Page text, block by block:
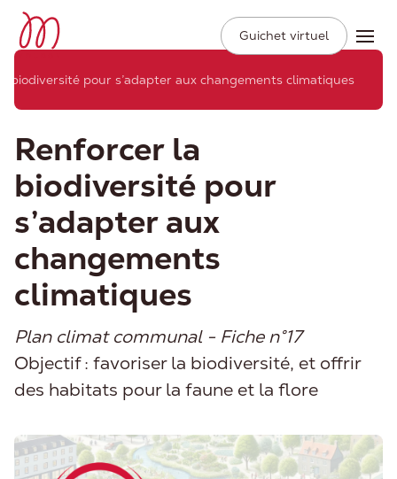
Aller
au
Ville de Moudon
Secondary
Navigation
Guichet virtuel
biodiversité pour s’adapter aux changements climatiques
Renforcer la
biodiversité pour
s’adapter aux
changements
climatiques
Plan climat communal - Fiche n°17
Objectif : favoriser la biodiversité, et offrir
des habitats pour la faune et la flore